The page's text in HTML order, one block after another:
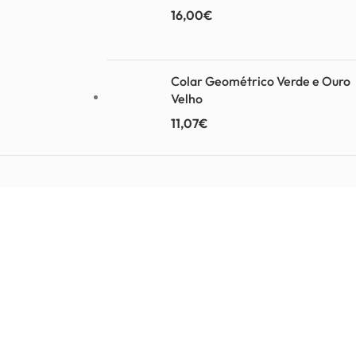
16,00€
Colar Geométrico Verde e Ouro
Velho
11,07€